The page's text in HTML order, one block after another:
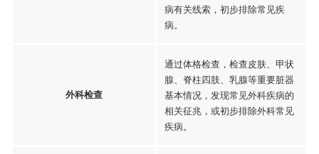
病有关线索，初步排除常见疾
病。
外科检查
通过体格检查，检查皮肤、甲状
腺、脊柱四肢、乳腺等重要脏器
基本情况，发现常见外科疾病的
相关征兆，或初步排除外科常见
疾病。